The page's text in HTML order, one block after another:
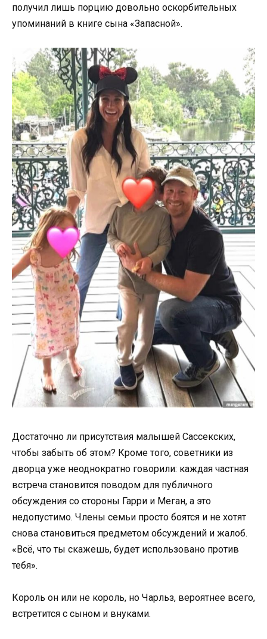
получил лишь порцию довольно оскорбительных
упоминаний в книге сына «Запасной».
Достаточно ли присутствия малышей Сассекских,
чтобы забыть об этом? Кроме того, советники из
дворца уже неоднократно говорили: каждая частная
встреча становится поводом для публичного
обсуждения со стороны Гарри и Меган, а это
недопустимо. Члены семьи просто боятся и не хотят
снова становиться предметом обсуждений и жалоб.
«Всё, что ты скажешь, будет использовано против
тебя».
Король он или не король, но Чарльз, вероятнее всего,
встретится с сыном и внуками.